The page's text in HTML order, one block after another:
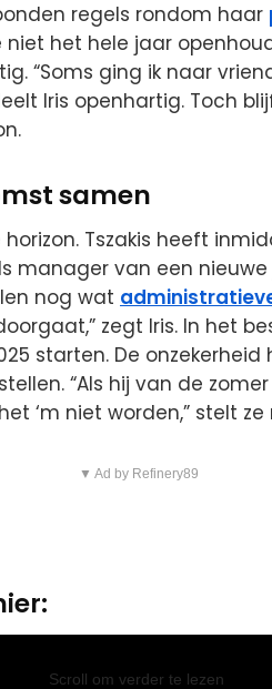
regels rondom haar
niet het hele jaar
“Soms ging ik naar
Iris openhartig. Toch
samen
Tszakis heeft
manager van een
nog wat
zegt Iris. In het
starten. De
“Als hij van de
‘m niet worden,” stelt ze
▼ Ad by Refinery89
Scroll om verder te lezen